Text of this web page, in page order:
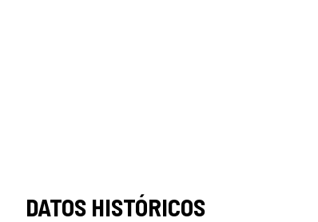
DATOS HISTÓRICOS